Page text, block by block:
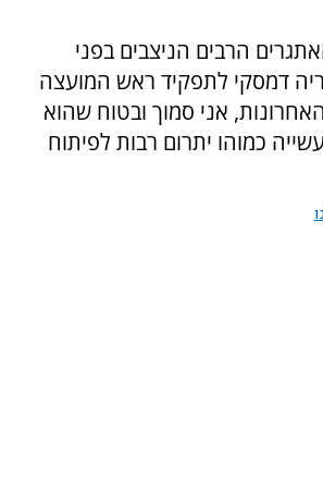
הרבים הניצבים בפני
דמסקי לתפקיד ראש המועצה
אני סמוך ובטוח שהוא
כמוהו יתרום רבות לפיתוח